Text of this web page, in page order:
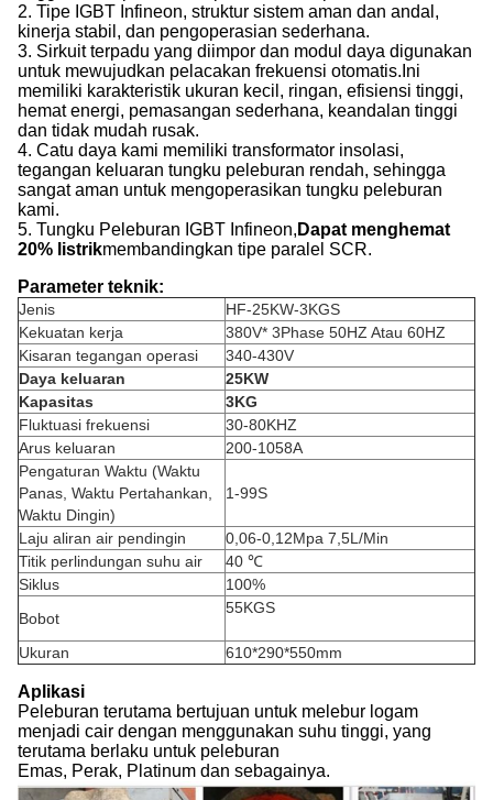
2. Tipe IGBT Infineon, struktur sistem aman dan andal,
kinerja stabil, dan pengoperasian sederhana.
3. Sirkuit terpadu yang diimpor dan modul daya digunakan
untuk mewujudkan pelacakan frekuensi otomatis.Ini
memiliki karakteristik ukuran kecil, ringan, efisiensi tinggi,
hemat energi, pemasangan sederhana, keandalan tinggi
dan tidak mudah rusak.
4. Catu daya kami memiliki transformator insolasi,
tegangan keluaran tungku peleburan rendah, sehingga
sangat aman untuk mengoperasikan tungku peleburan
kami.
5. Tungku Peleburan IGBT Infineon, Dapat menghemat
20% listrikmembandingkan tipe paralel SCR.
Parameter teknik:
Jenis
HF-25KW-3KGS
Kekuatan kerja
380V* 3Phase 50HZ Atau 60HZ
Kisaran tegangan operasi
340-430V
Daya keluaran
25KW
Kapasitas
3KG
Fluktuasi frekuensi
30-80KHZ
Arus keluaran
200-1058A
Pengaturan Waktu (Waktu
Panas, Waktu Pertahankan,
Waktu Dingin)
1-99S
Laju aliran air pendingin
0,06-0,12Mpa 7,5L/Min
Titik perlindungan suhu air
40 ℃
Siklus
100%
Bobot
55KGS
Ukuran 610*290*550mm
Aplikasi
Peleburan terutama bertujuan untuk melebur logam
menjadi cair dengan menggunakan suhu tinggi, yang
terutama berlaku untuk peleburan
Emas, Perak, Platinum dan sebagainya.